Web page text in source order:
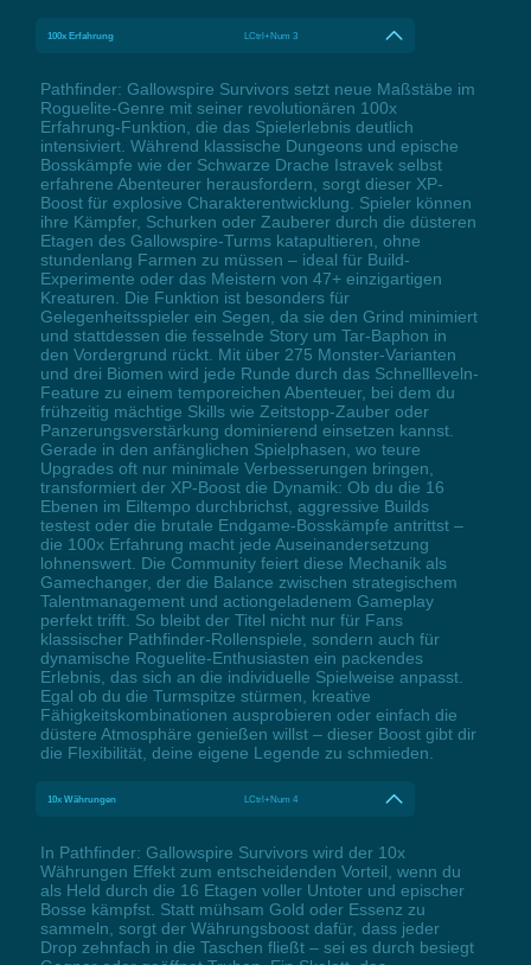
100x Erfahrung LCtrl+Num 3
Pathfinder: Gallowspire Survivors setzt neue Maßstäbe im
Roguelite-Genre mit seiner revolutionären 100x
Erfahrung-Funktion, die das Spielerlebnis deutlich
intensiviert. Während klassische Dungeons und epische
Bosskämpfe wie der Schwarze Drache Istravek selbst
erfahrene Abenteurer herausfordern, sorgt dieser XP-
Boost für explosive Charakterentwicklung. Spieler können
ihre Kämpfer, Schurken oder Zauberer durch die düsteren
Etagen des Gallowspire-Turms katapultieren, ohne
stundenlang Farmen zu müssen – ideal für Build-
Experimente oder das Meistern von 47+ einzigartigen
Kreaturen. Die Funktion ist besonders für
Gelegenheitsspieler ein Segen, da sie den Grind minimiert
und stattdessen die fesselnde Story um Tar-Baphon in
den Vordergrund rückt. Mit über 275 Monster-Varianten
und drei Biomen wird jede Runde durch das Schnellleveln-
Feature zu einem temporeichen Abenteuer, bei dem du
frühzeitig mächtige Skills wie Zeitstopp-Zauber oder
Panzerungsverstärkung dominierend einsetzen kannst.
Gerade in den anfänglichen Spielphasen, wo teure
Upgrades oft nur minimale Verbesserungen bringen,
transformiert der XP-Boost die Dynamik: Ob du die 16
Ebenen im Eiltempo durchbrichst, aggressive Builds
testest oder die brutale Endgame-Bosskämpfe antrittst –
die 100x Erfahrung macht jede Auseinandersetzung
lohnenswert. Die Community feiert diese Mechanik als
Gamechanger, der die Balance zwischen strategischem
Talentmanagement und actiongeladenem Gameplay
perfekt trifft. So bleibt der Titel nicht nur für Fans
klassischer Pathfinder-Rollenspiele, sondern auch für
dynamische Roguelite-Enthusiasten ein packendes
Erlebnis, das sich an die individuelle Spielweise anpasst.
Egal ob du die Turmspitze stürmen, kreative
Fähigkeitskombinationen ausprobieren oder einfach die
düstere Atmosphäre genießen willst – dieser Boost gibt dir
die Flexibilität, deine eigene Legende zu schmieden.
10x Währungen LCtrl+Num 4
In Pathfinder: Gallowspire Survivors wird der 10x
Währungen Effekt zum entscheidenden Vorteil, wenn du
als Held durch die 16 Etagen voller Untoter und epischer
Bosse kämpfst. Statt mühsam Gold oder Essenz zu
sammeln, sorgt der Währungsboost dafür, dass jeder
Drop zehnfach in die Taschen fließt – sei es durch besiegt